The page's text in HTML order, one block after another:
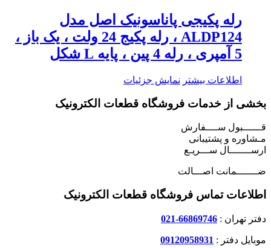
رله پکیجی پاناسونیک اصل مدل
ALDP124 ، رله پکیج 24 ولت ، یک باز ،
5 آمپری ، رله 4 پین ، پایه L شکل
اطلاعات بیشتر نمایش جزئیات
بخشی از خدمات فروشگاه قطعات الکترونیک
قــــــبول ســــفارش
مـشاوره و پشتیبانی
ارســـــــال ســـریـع
ضـــــــمانت اصـــالت
اطلاعات تماس فروشگاه قطعات الکترونیک
دفتر تهران : 66869746-021
موبایل دفتر : 09120958931